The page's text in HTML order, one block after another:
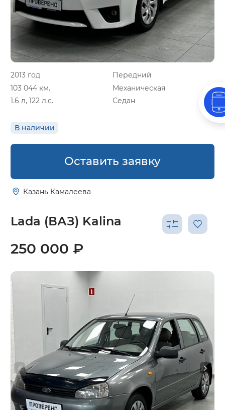
2013 год
Передний
103 044 км.
Механическая
1.6 л, 122 л.с.
Седан
В наличии
Оставить заявку
Казань Камалеева
Lada (ВАЗ) Kalina
250 000 ₽